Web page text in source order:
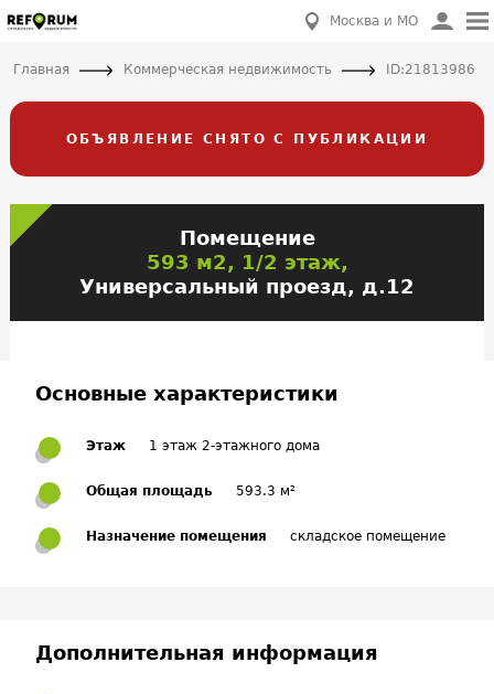
Москва и МО
Главная Коммерческая недвижимость ID:21813986
ОБЪЯВЛЕНИЕ СНЯТО С ПУБЛИКАЦИИ
Помещение
593 м2, 1/2 этаж,
Универсальный проезд, д.12
Основные характеристики
Этаж 1 этаж 2-этажного дома
Общая площадь 593.3 м²
Назначение помещения складское помещение
Дополнительная информация